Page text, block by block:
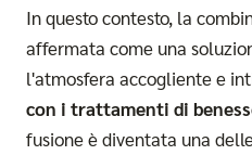
In questo contesto, la
affermata come una
l'atmosfera accogliente e
con i trattamenti di
fusione è diventata una